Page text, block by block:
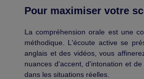
Pour maximiser votre
La compréhension orale est une
méthodique. L'écoute active se
anglais et des vidéos, vous
nuances d'accent, d'intonation et
dans les situations réelles.